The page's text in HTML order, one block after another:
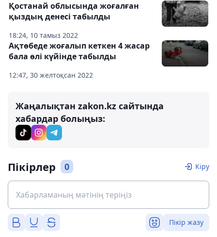
18:24, 10 тамыз 2022
Қостанай облысында жоғалған
қыздың денесі табылды
12:47, 30 желтоқсан 2022
Ақтөбеде жоғалып кеткен 4 жасар
бала өлі күйінде табылды
Жаңалықтан zakon.kz сайтында
хабардар болыңыз:
Пікірлер 0 Кіру
Пікір жазу